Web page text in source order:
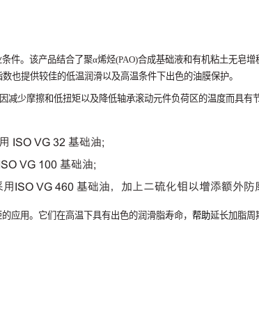
件。该产品结合了聚α烯烃(PAO)合成基础液和有机粘土无皂增
也提供较佳的低温润滑以及高温条件下出色的油膜保护。
减少摩擦和低扭矩以及降低轴承滚动元件负荷区的温度而具有
ISO VG 32基础油;
VG 100基础油;
ISO VG 460基础油，加上二硫化钼以增添额外防
应用。它们在高温下具有出色的润滑脂寿命， 帮助延长加脂周